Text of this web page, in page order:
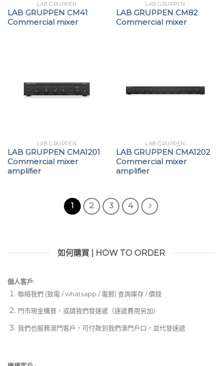
LAB GRUPPEN
LAB GRUPPEN CM41
Commercial mixer
LAB GRUPPEN
LAB GRUPPEN CM82
Commercial mixer
LAB GRUPPEN
LAB GRUPPEN CMA1201
Commercial mixer
amplifier
LAB GRUPPEN
LAB GRUPPEN CMA1202
Commercial mixer
amplifier
1 2 3 4
如何購買 | HOW TO ORDER
個人客戶:
聯絡我們 (致電 / whatsapp / 電郵) 查詢庫存 / 價錢
門市現金購買，或請我們發速遞（速遞費用另加)
我們也服務澳門客戶，可付款到我們澳門戶口，並代發速遞